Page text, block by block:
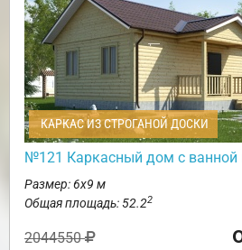
КАРКАС ИЗ СТРОГАНОЙ ДОСКИ
№121 Каркасный дом с ванной
Размер: 6х9 м
Общая площадь: 52.22
2044550